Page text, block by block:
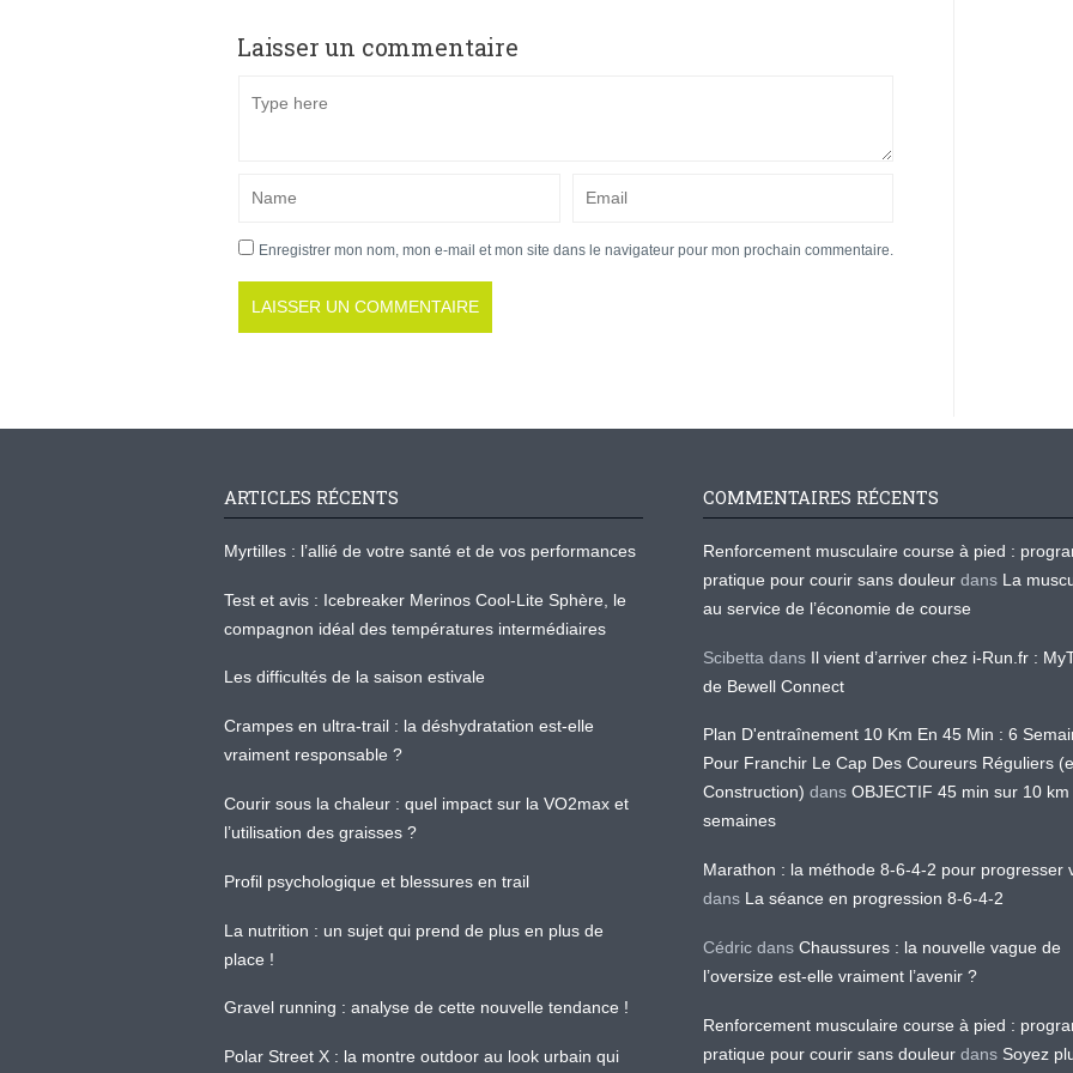
Laisser un commentaire
Enregistrer mon nom, mon e-mail et mon site dans le navigateur pour mon prochain commentaire.
ARTICLES RÉCENTS
Myrtilles : l’allié de votre santé et de vos performances
Test et avis : Icebreaker Merinos Cool-Lite Sphère, le
compagnon idéal des températures intermédiaires
Les difficultés de la saison estivale
Crampes en ultra-trail : la déshydratation est-elle
vraiment responsable ?
Courir sous la chaleur : quel impact sur la VO2max et
l’utilisation des graisses ?
Profil psychologique et blessures en trail
La nutrition : un sujet qui prend de plus en plus de
place !
Gravel running : analyse de cette nouvelle tendance !
Polar Street X : la montre outdoor au look urbain qui
COMMENTAIRES RÉCENTS
Renforcement musculaire course à pied :
pratique pour courir sans douleur dans La
au service de l’économie de course
Scibetta dans Il vient d’arriver chez i-Run.fr :
de Bewell Connect
Plan D'entraînement 10 Km En 45 Min : 6
Pour Franchir Le Cap Des Coureurs Réguliers
Construction) dans OBJECTIF 45 min sur 10 km
semaines
Marathon : la méthode 8-6-4-2 pour progresser
dans La séance en progression 8-6-4-2
Cédric dans Chaussures : la nouvelle vague de
l’oversize est-elle vraiment l’avenir ?
Renforcement musculaire course à pied :
pratique pour courir sans douleur dans Soyez